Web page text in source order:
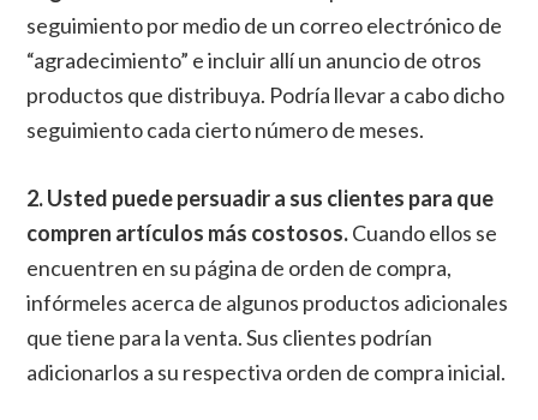
seguimiento por medio de un correo electrónico de
“agradecimiento” e incluir allí un anuncio de otros
productos que distribuya. Podría llevar a cabo dicho
seguimiento cada cierto número de meses.
2. Usted puede persuadir a sus clientes para que
compren artículos más costosos.Cuando ellos se
encuentren en su página de orden de compra,
infórmeles acerca de algunos productos adicionales
que tiene para la venta. Sus clientes podrían
adicionarlos a su respectiva orden de compra inicial.